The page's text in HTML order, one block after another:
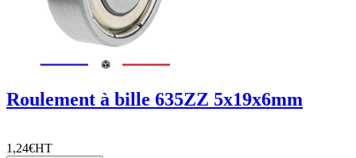
Roulement à bille 635ZZ 5x19x6mm
1,24€HT